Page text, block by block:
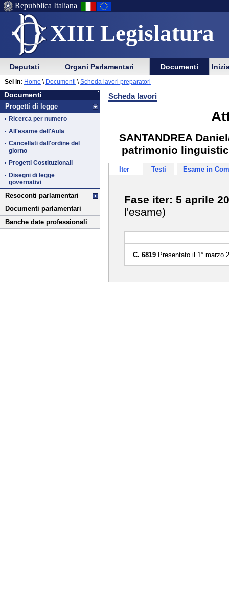
XIII Legislatura
Menu
di
ausilio
alla
navigazione
Vai
Menu
di
navigazione
principale
Repubblica Italiana
Menu
di
navigazione
principale
Vai
menu
di
sezione
Deputati Organi Parlamentari Documenti
Documenti
Vai
al
contenuto
Documenti
Progetti di legge
Ricerca per numero
All'esame dell'Aula
Cancellati dall'ordine del
giorno
Progetti Costituzionali
Disegni di legge
governativi
Resoconti parlamentari
Documenti parlamentari
Banche date professionali
Sei in: Home \ Documenti \ Scheda lavori preparatori
Scheda lavori
SANTANDREA
patrimonio
Iter Testi Esame in
Fase iter: 5 aprile
l'esame)
C. 6819 Presentato il 1° marzo